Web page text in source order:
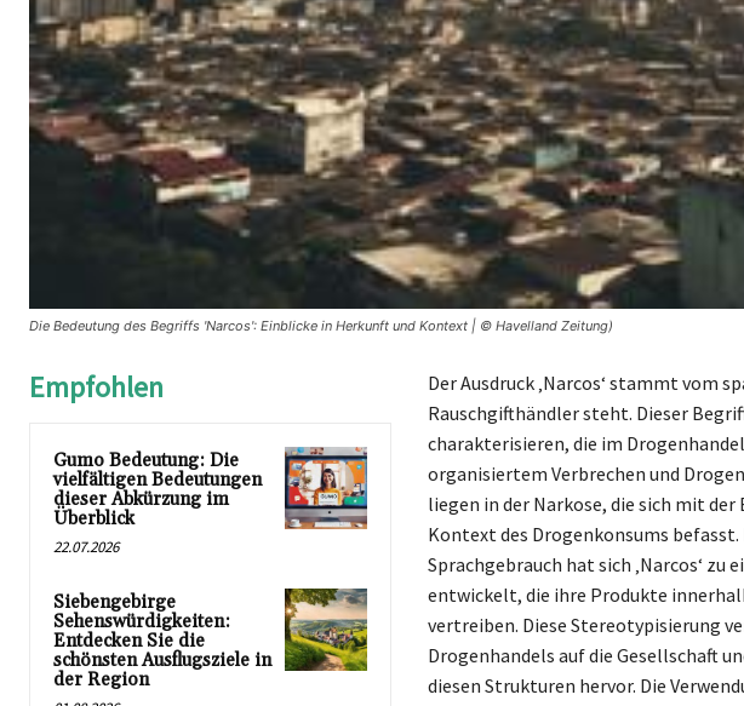
Die Bedeutung des Begriffs 'Narcos': Einblicke in Herkunft und Kontext | © Havelland Zeitung)
Empfohlen
Gumo Bedeutung: Die
vielfältigen Bedeutungen
dieser Abkürzung im
Überblick
22.07.2026
Siebengebirge
Sehenswürdigkeiten:
Entdecken Sie die
schönsten Ausflugsziele in
der Region
Der Ausdruck ‚Narcos‘ stammt vom
Rauschgifthändler steht. Dieser
charakterisieren, die im
organisiertem Verbrechen und
liegen in der Narkose, die sich mit
Kontext des Drogenkonsums
Sprachgebrauch hat sich ‚Narcos‘
entwickelt, die ihre Produkte
vertreiben. Diese Stereotypisierung
Drogenhandels auf die Gesellschaft
diesen Strukturen hervor. Die